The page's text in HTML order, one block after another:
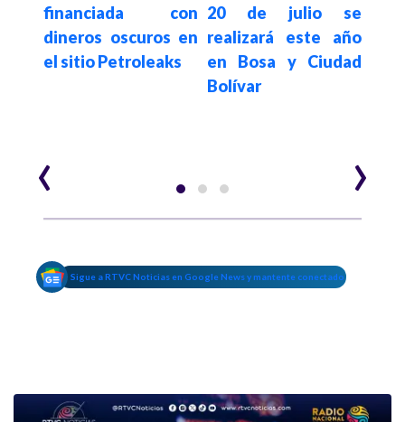
financiada con
dineros oscuros en
el sitio Petroleaks
20 de julio se
realizará este año
en Bosa y Ciudad
Bolívar
‹ ›
Sigue a RTVC Noticias en Google News y mantente conectado